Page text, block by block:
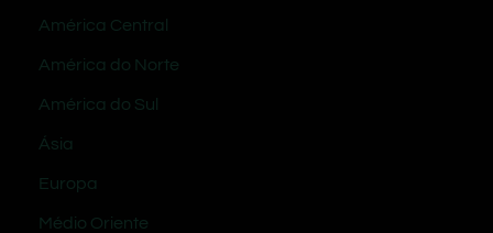
América Central
América do Norte
América do Sul
Ásia
Europa
Médio Oriente